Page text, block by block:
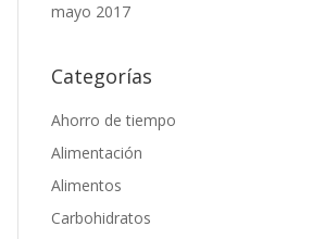
mayo 2017
Categorías
Ahorro de tiempo
Alimentación
Alimentos
Carbohidratos